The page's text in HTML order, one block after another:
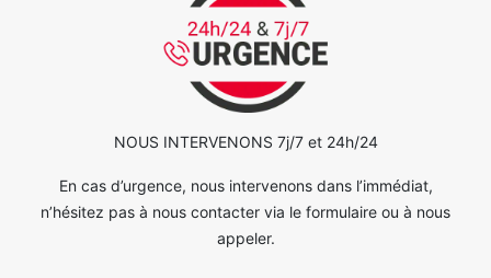
NOUS INTERVENONS 7j/7 et 24h/24
En cas d’urgence, nous intervenons dans l’immédiat,
n’hésitez pas à nous contacter via le formulaire ou à nous
appeler.